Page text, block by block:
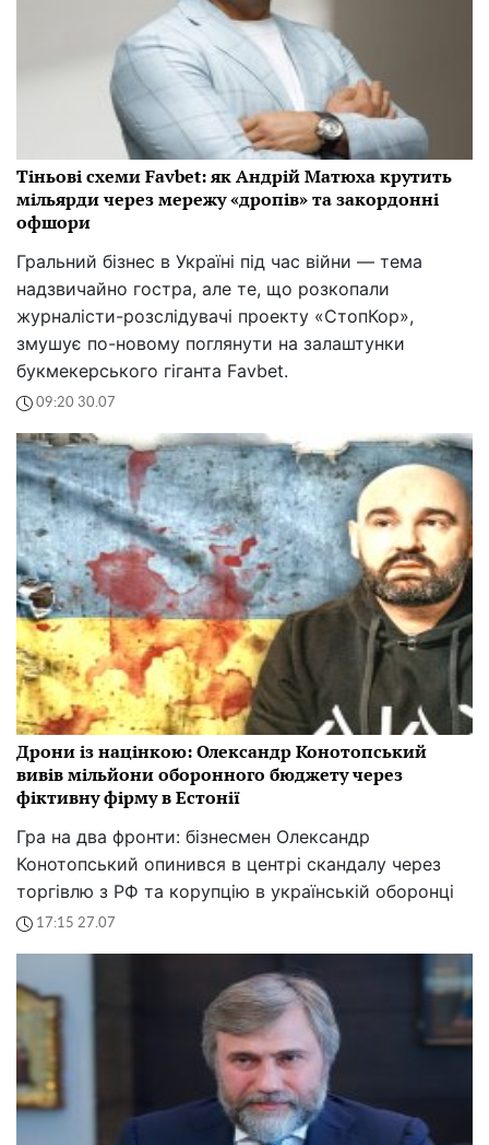
Тіньові схеми Favbet: як Андрій Матюха крутить
мільярди через мережу «дропів» та закордонні
офшори
Гральний бізнес в Україні під час війни — тема
надзвичайно гостра, але те, що розкопали
журналісти-розслідувачі проекту «СтопКор»,
змушує по-новому поглянути на залаштунки
букмекерського гіганта Favbet.
09:20 30.07
Дрони із націнкою: Олександр Конотопський
вивів мільйони оборонного бюджету через
фіктивну фірму в Естонії
Гра на два фронти: бізнесмен Олександр
Конотопський опинився в центрі скандалу через
торгівлю з РФ та корупцію в українській оборонці
17:15 27.07